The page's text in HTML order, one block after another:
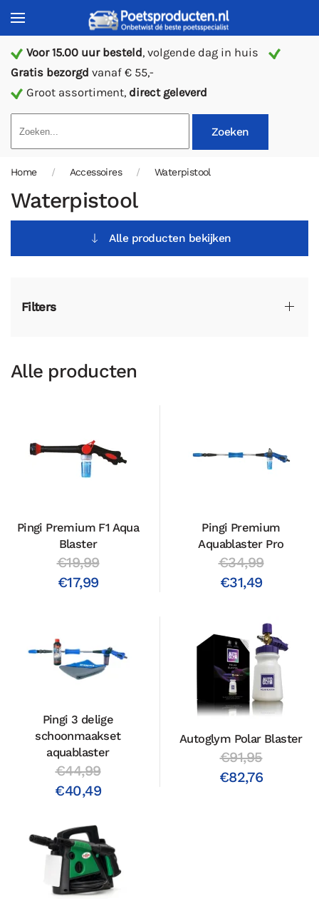
Voor 15.00 uur besteld, volgende dag in huis
Gratis bezorgd vanaf € 55,-
Groot assortiment, direct geleverd
Zoeken
Home Accessoires Waterpistool
Waterpistool
Alle producten bekijken
Alle producten
Pingi Premium F1 Aqua
Blaster
€19,99
€17,99
Pingi Premium
Aquablaster Pro
€34,99
€31,49
Pingi 3 delige
schoonmaakset
aquablaster
€44,99
€40,49
Autoglym Polar Blaster
€91,95
€82,76
Filters